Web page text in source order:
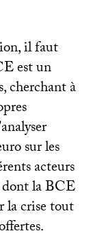
il faut
est un
cherchant à
sur les
acteurs
laBCE
la crise tout